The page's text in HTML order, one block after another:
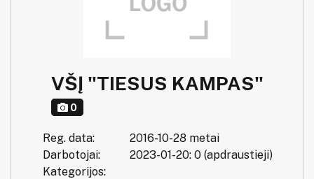
VŠĮ "TIESUS KAMPAS"
0
Reg. data:
2016-10-28 metai
Darbotojai:
2023-01-20: 0 (apdraustieji)
Kategorijos: